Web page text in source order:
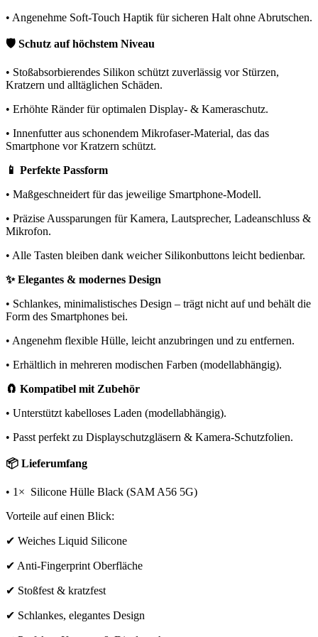
• Angenehme Soft-Touch Haptik für sicheren Halt ohne Abrutschen.
🛡️ Schutz auf höchstem Niveau
• Stoßabsorbierendes Silikon schützt zuverlässig vor Stürzen,
Kratzern und alltäglichen Schäden.
• Erhöhte Ränder für optimalen Display- & Kameraschutz.
• Innenfutter aus schonendem Mikrofaser-Material, das das
Smartphone vor Kratzern schützt.
📱 Perfekte Passform
• Maßgeschneidert für das jeweilige Smartphone-Modell.
• Präzise Aussparungen für Kamera, Lautsprecher, Ladeanschluss &
Mikrofon.
• Alle Tasten bleiben dank weicher Silikonbuttons leicht bedienbar.
✨ Elegantes & modernes Design
• Schlankes, minimalistisches Design – trägt nicht auf und behält die
Form des Smartphones bei.
• Angenehm flexible Hülle, leicht anzubringen und zu entfernen.
• Erhältlich in mehreren modischen Farben (modellabhängig).
🧲 Kompatibel mit Zubehör
• Unterstützt kabelloses Laden (modellabhängig).
• Passt perfekt zu Displayschutzgläsern & Kamera-Schutzfolien.
📦 Lieferumfang
• 1× Silicone Hülle Black (SAM A56 5G)
Vorteile auf einen Blick:
✔ Weiches Liquid Silicone
✔ Anti-Fingerprint Oberfläche
✔ Stoßfest & kratzfest
✔ Schlankes, elegantes Design